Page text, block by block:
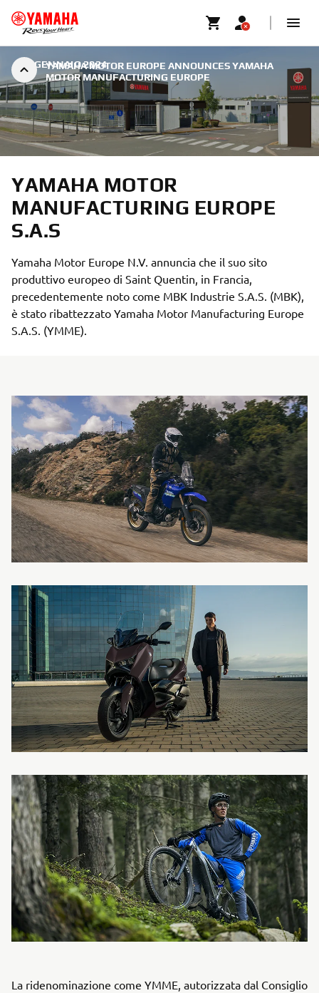
YAMAHA MOTOR EUROPE ANNOUNCES YAMAHA
MOTOR MANUFACTURING EUROPE
7 GENNAIO 2024
YAMAHA MOTOR
MANUFACTURING EUROPE
S.A.S
Yamaha Motor Europe N.V. annuncia che il suo sito
produttivo europeo di Saint Quentin, in Francia,
precedentemente noto come MBK Industrie S.A.S. (MBK),
è stato ribattezzato Yamaha Motor Manufacturing Europe
S.A.S. (YMME).
La ridenominazione come YMME, autorizzata dal Consiglio